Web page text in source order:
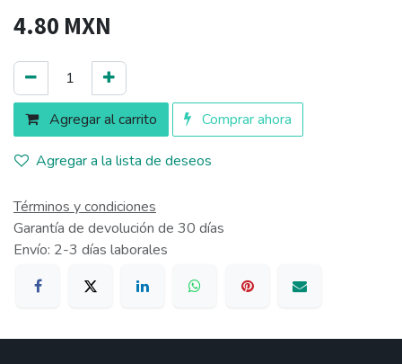
4.80 MXN
Agregar al carrito Comprar ahora
Agregar a la lista de deseos
Términos y condiciones
Garantía de devolución de 30 días
Envío: 2-3 días laborales